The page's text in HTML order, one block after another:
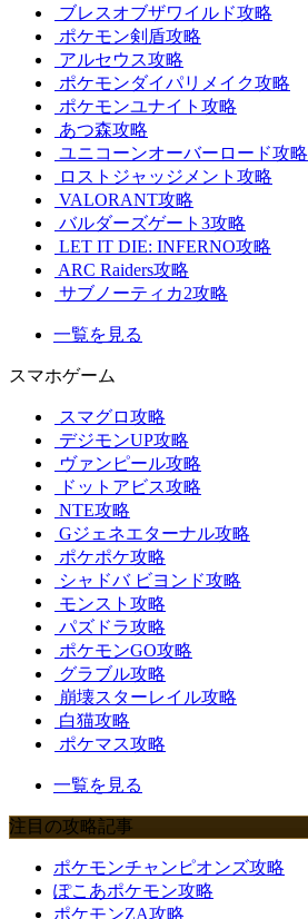
ブレスオブザワイルド攻略
ポケモン剣盾攻略
アルセウス攻略
ポケモンダイパリメイク攻略
ポケモンユナイト攻略
あつ森攻略
ユニコーンオーバーロード攻略
ロストジャッジメント攻略
VALORANT攻略
バルダーズゲート3攻略
LET IT DIE: INFERNO攻略
ARC Raiders攻略
サブノーティカ2攻略
一覧を見る
スマホゲーム
スマグロ攻略
デジモンUP攻略
ヴァンピール攻略
ドットアビス攻略
NTE攻略
Gジェネエターナル攻略
ポケポケ攻略
シャドバ ビヨンド攻略
モンスト攻略
パズドラ攻略
ポケモンGO攻略
グラブル攻略
崩壊スターレイル攻略
白猫攻略
ポケマス攻略
一覧を見る
注目の攻略記事
ポケモンチャンピオンズ攻略
ぽこあポケモン攻略
ポケモンZA攻略